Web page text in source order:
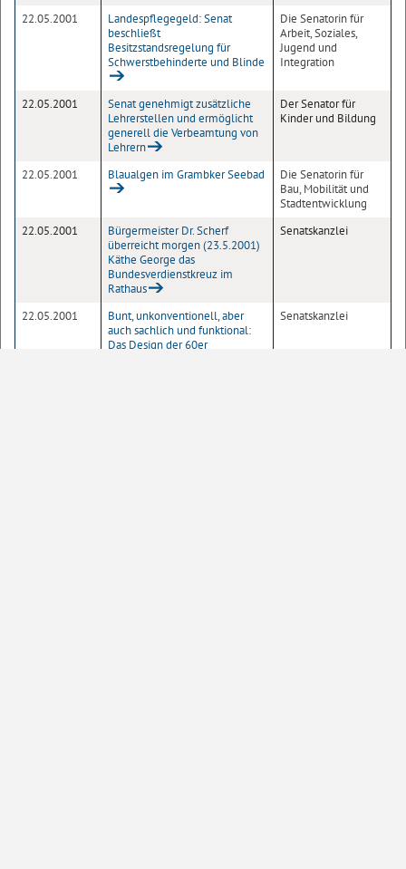
22.05.2001
Landespflegegeld: Senat
beschließt
Besitzstandsregelung für
Schwerstbehinderte und Blinde
Die Senatorin für
Arbeit, Soziales,
Jugend und
Integration
22.05.2001
Senat genehmigt zusätzliche
Lehrerstellen und ermöglicht
generell die Verbeamtung von
Lehrern
Der Senator für
Kinder und Bildung
22.05.2001 Blaualgen im Grambker Seebad
Die Senatorin für
Bau, Mobilität und
Stadtentwicklung
22.05.2001
Bürgermeister Dr. Scherf
überreicht morgen (23.5.2001)
Käthe George das
Bundesverdienstkreuz im
Rathaus
Senatskanzlei
22.05.2001
Bunt, unkonventionell, aber
auch sachlich und funktional:
Das Design der 60er
Senatskanzlei